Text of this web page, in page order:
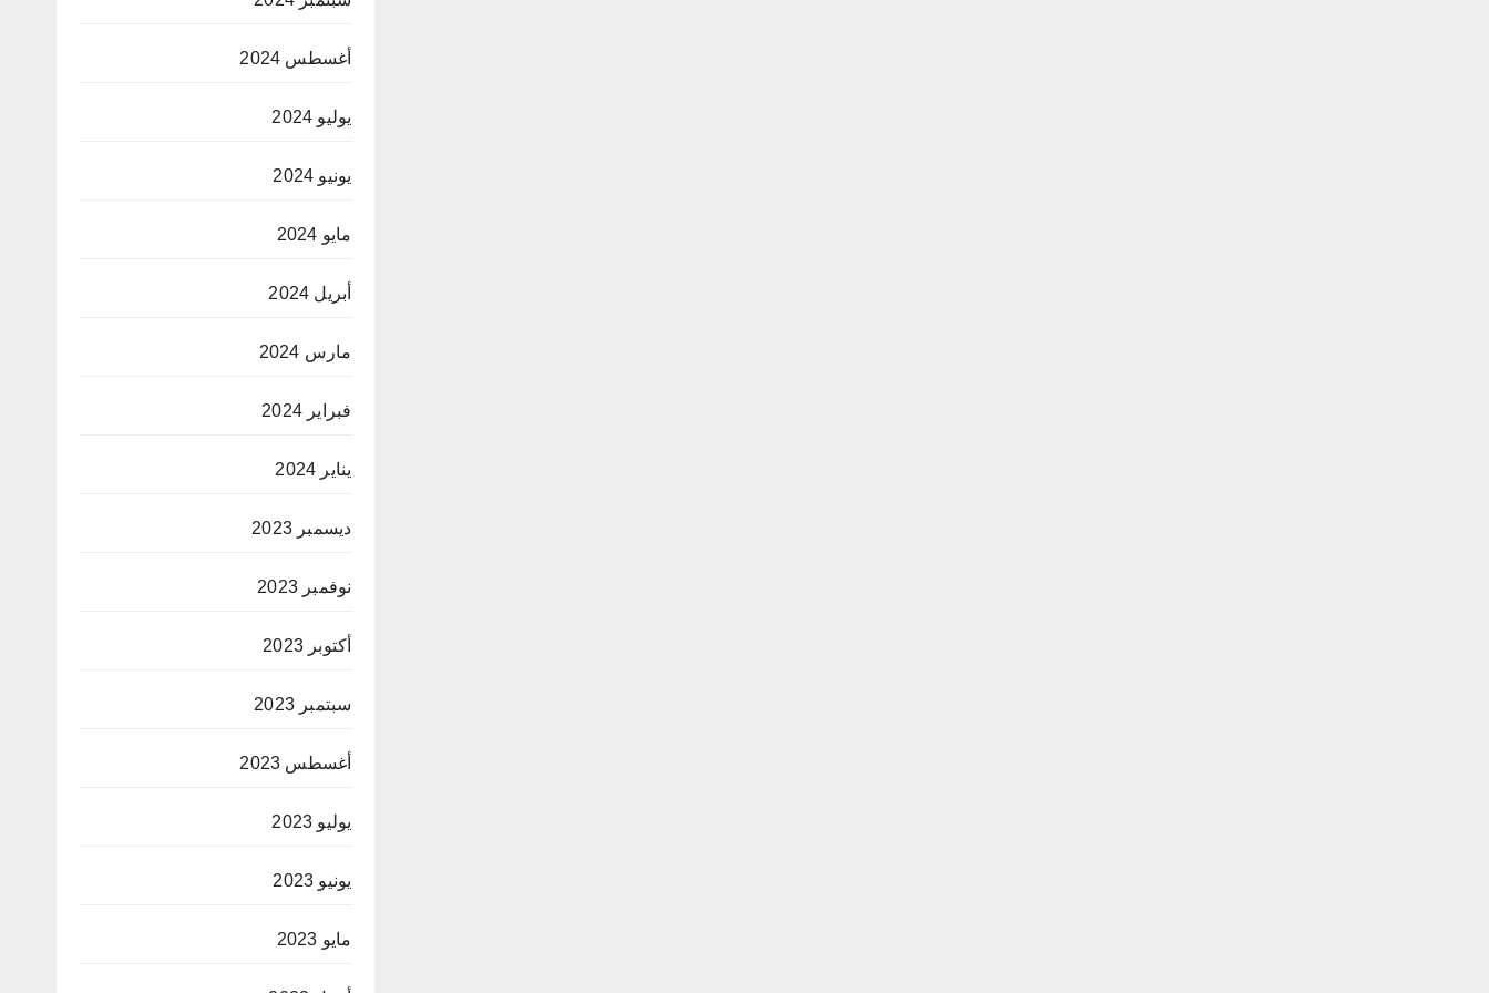
أغسطس 2024
يوليو 2024
يونيو 2024
مايو 2024
أبريل 2024
مارس 2024
فبراير 2024
يناير 2024
ديسمبر 2023
نوفمبر 2023
أكتوبر 2023
سبتمبر 2023
أغسطس 2023
يوليو 2023
يونيو 2023
مايو 2023